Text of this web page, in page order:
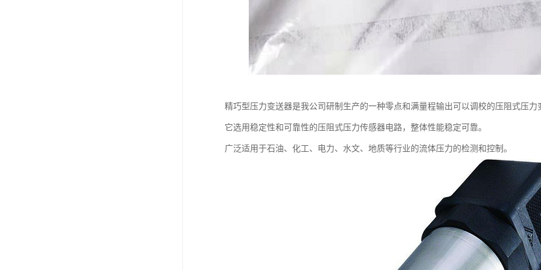
精巧型压力变送器是我公司研制生产的一种零点和满量程输出可以调校的压阻式压力
它选用稳定性和可靠性的压阻式压力传感器电路，整体性能稳定可靠。
广泛适用于石油、化工、电力、水文、地质等行业的流体压力的检测和控制。